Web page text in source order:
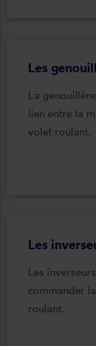
Les
La
lien entre la
volet roulant.
Les
Les
commander
roulant.